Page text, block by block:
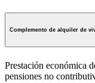
Complemento de alquiler de
Prestación económica
pensiones no